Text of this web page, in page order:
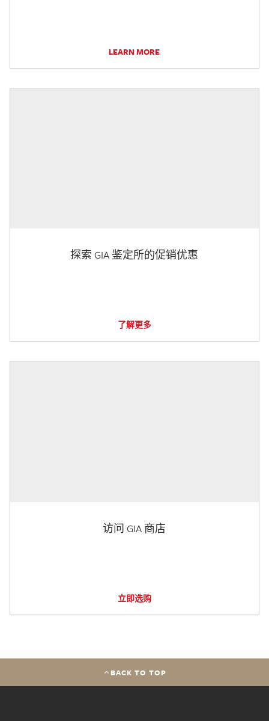
LEARN MORE
探索 GIA 鉴定所的促销优惠
了解更多
访问 GIA 商店
立即选购
BACK TO TOP